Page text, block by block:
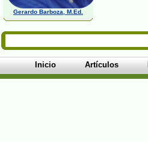
Gerardo Barboza, M.Ed.
Inicio Artículos